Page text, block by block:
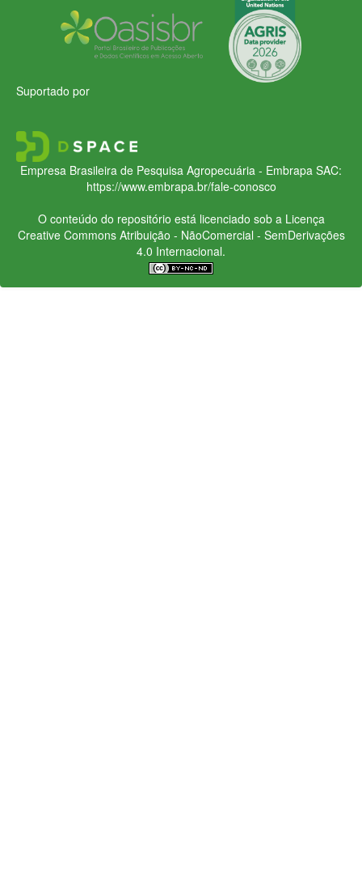
Suportado por
Empresa Brasileira de Pesquisa Agropecuária - Embrapa SAC:
https://www.embrapa.br/fale-conosco
O conteúdo do repositório está licenciado sob a Licença
Creative CommonsAtribuição - NãoComercial - SemDerivações
4.0 Internacional.